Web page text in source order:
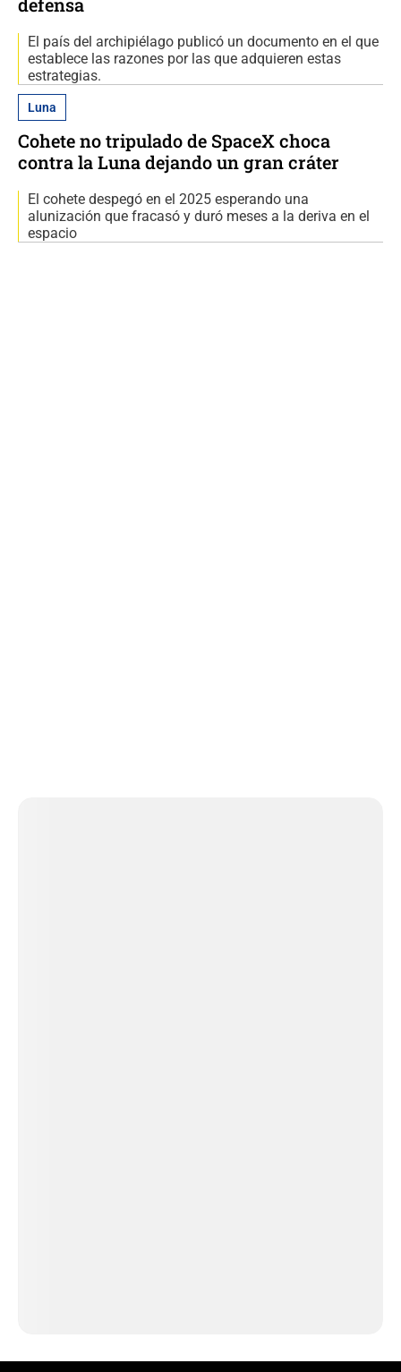
El país del archipiélago publicó un documento en el que
establece las razones por las que adquieren estas
estrategias.
Luna
Cohete no tripulado de SpaceX choca
contra la Luna dejando un gran cráter
El cohete despegó en el 2025 esperando una
alunización que fracasó y duró meses a la deriva en el
espacio